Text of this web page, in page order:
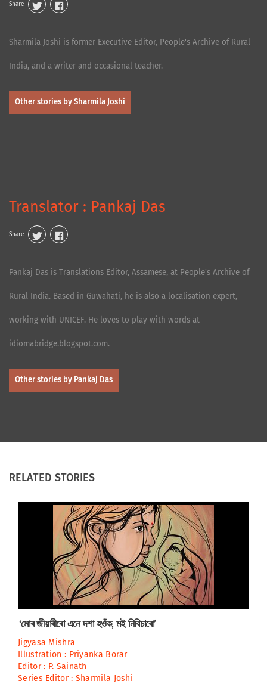
Share
Sharmila Joshi is former Executive Editor, People's Archive of Rural
India, and a writer and occasional teacher.
Other stories by Sharmila Joshi
Translator : Pankaj Das
Share
Pankaj Das is Translations Editor, Assamese, at People's Archive of
Rural India. Based in Guwahati, he is also a localisation expert,
working with UNICEF. He loves to play with words at
idiomabridge.blogspot.com.
Other stories by Pankaj Das
RELATED STORIES
‘মোৰ জীয়াৰীৰো এনে দশা হওঁক, মই নিবিচাৰো’
Jigyasa Mishra
Illustration : Priyanka Borar
Editor : P. Sainath
Series Editor : Sharmila Joshi